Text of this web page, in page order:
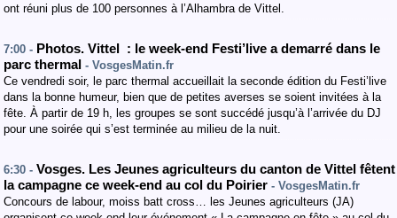
ont réuni plus de 100 personnes à l’Alhambra de Vittel.
7:00 - Photos. Vittel : le week-end Festi’live a demarré dans le
parc thermal - VosgesMatin.fr
Ce vendredi soir, le parc thermal accueillait la seconde édition du Festi’live
dans la bonne humeur, bien que de petites averses se soient invitées à la
fête. À partir de 19 h, les groupes se sont succédé jusqu’à l’arrivée du DJ
pour une soirée qui s’est terminée au milieu de la nuit.
6:30 - Vosges. Les Jeunes agriculteurs du canton de Vittel fêtent
la campagne ce week-end au col du Poirier - VosgesMatin.fr
Concours de labour, moiss batt cross… les Jeunes agriculteurs (JA)